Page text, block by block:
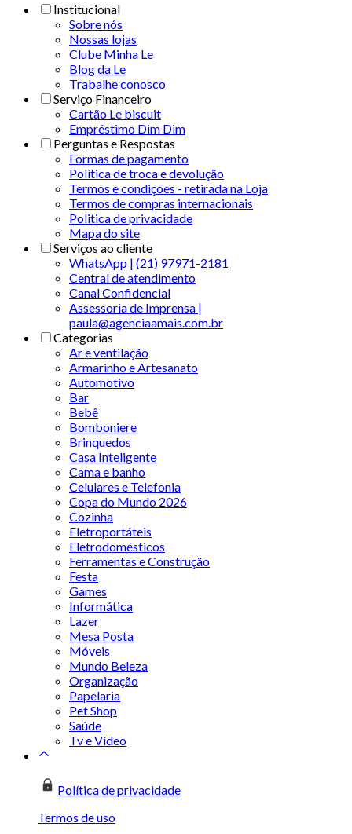
Institucional
Sobre nós
Nossas lojas
Clube Minha Le
Blog da Le
Trabalhe conosco
Serviço Financeiro
Cartão Le biscuit
Empréstimo Dim Dim
Perguntas e Respostas
Formas de pagamento
Política de troca e devolução
Termos e condições - retirada na Loja
Termos de compras internacionais
Politica de privacidade
Mapa do site
Serviços ao cliente
WhatsApp | (21) 97971-2181
Central de atendimento
Canal Confidencial
Assessoria de Imprensa |
paula@agenciaamais.com.br
Categorias
Ar e ventilação
Armarinho e Artesanato
Automotivo
Bar
Bebê
Bomboniere
Brinquedos
Casa Inteligente
Cama e banho
Celulares e Telefonia
Copa do Mundo 2026
Cozinha
Eletroportáteis
Eletrodomésticos
Ferramentas e Construção
Festa
Games
Informática
Lazer
Mesa Posta
Móveis
Mundo Beleza
Organização
Papelaria
Pet Shop
Saúde
Tv e Vídeo
Política de privacidade
Termos de uso